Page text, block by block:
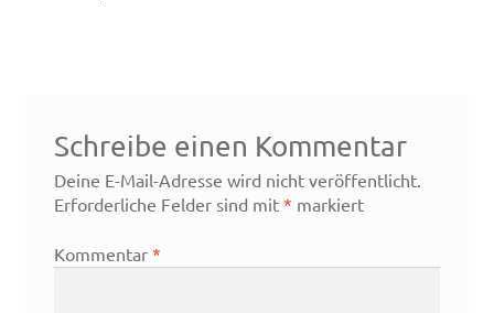
Schreibe einen Kommentar
Deine E-Mail-Adresse wird nicht veröffentlicht.
Erforderliche Felder sind mit * markiert
Kommentar *